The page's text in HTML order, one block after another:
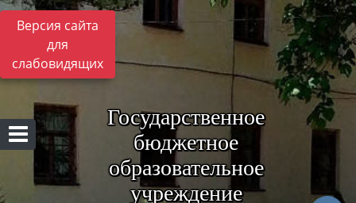
Версия сайта
для
слабовидящих
Государственное
бюджетное
образовательное
учреждение